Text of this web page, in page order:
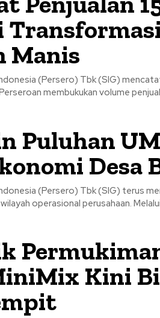
Manis
(Persero) Tbk (SIG)
membukukan volume
Puluhan
Desa
(Persero) Tbk (SIG) terus
operasional perusahaan.
Kini